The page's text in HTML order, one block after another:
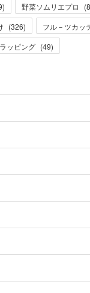
) 野菜ソムリエプロ (
(326) フル－ツカッ
ラッピング (49)